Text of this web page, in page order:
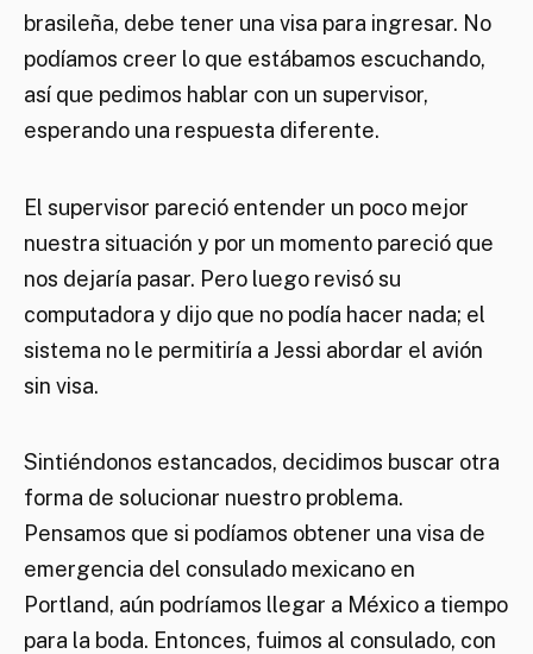
brasileña, debe tener una visa para ingresar. No
podíamos creer lo que estábamos escuchando,
así que pedimos hablar con un supervisor,
esperando una respuesta diferente.
El supervisor pareció entender un poco mejor
nuestra situación y por un momento pareció que
nos dejaría pasar. Pero luego revisó su
computadora y dijo que no podía hacer nada; el
sistema no le permitiría a Jessi abordar el avión
sin visa.
Sintiéndonos estancados, decidimos buscar otra
forma de solucionar nuestro problema.
Pensamos que si podíamos obtener una visa de
emergencia del consulado mexicano en
Portland, aún podríamos llegar a México a tiempo
para la boda. Entonces, fuimos al consulado, con